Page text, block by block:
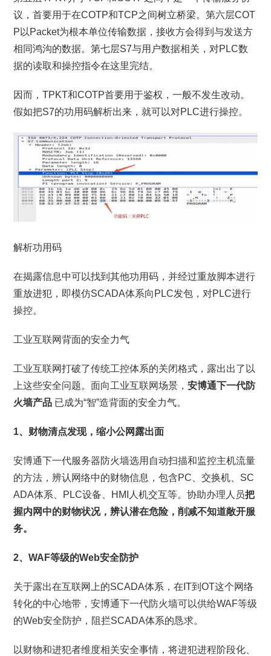
议，首要用于在COTP和TCP之间树立桥梁。第六层COT
P以Packet为根本单位传输数据，接收方会得到与发送方
相同鸿沟的数据。第七层S7与用户数据相关，对PLC数
据的读取和操控指令在这里完结。
因而，TPKT和COTP首要用于鉴权，一般不发生改动。
假如把S7的功用码解析出来，就可以对PLC进行操控。
解析功用码
在揭露信息中可以找到其他功用码，并经过重放脚本进行
重放进犯，即模仿SCADA体系向PLC发包，对PLC进行
操控。
工业互联网背面的安全力气
工业互联网打破了传统工控体系的关闭格式，露出出了以
上这些安全问题。面向工业互联网场景，安博通下一代防
火墙产品 已成为“智”造背面的安全力气。
1、财物清点发现，缩小公网露出面
安博通下一代服务器防火墙选用自动扫描和监控主机流量
的方法，辨认网络中的财物信息，包含PC、交换机、SC
ADA体系、PLC设备、HMI人机交互等。协助办理人员把
握内网中的财物状况，辨认潜在危险，削减不知道敞开服
务。
2、WAF等级的Web安全防护
关于露出在互联网上的SCADA体系，在IT到OT这个网络
转化的中心地带，安博通下一代防火墙可以供给WAF等级
的Web安全防护，阻拦SCADA体系的恳求。
以财物和进犯者维度相关安全事情，将进犯进程阶段化、